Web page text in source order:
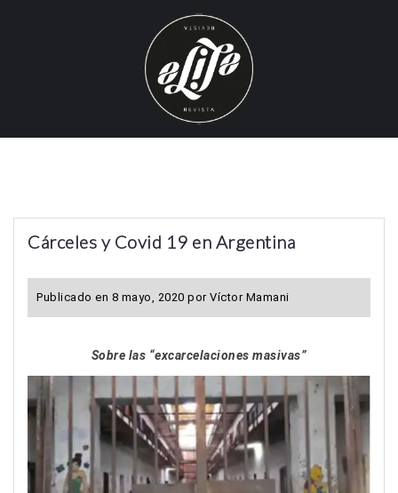
Cárceles y Covid 19 en Argentina
Publicado en 8 mayo, 2020 por Víctor Mamani
Sobre las “excarcelaciones masivas”